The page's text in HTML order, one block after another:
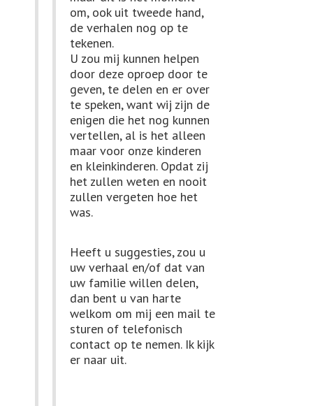
om, ook uit tweede hand,
de verhalen nog op te
tekenen.
U zou mij kunnen helpen
door deze oproep door te
geven, te delen en er over
te speken, want wij zijn de
enigen die het nog kunnen
vertellen, al is het alleen
maar voor onze kinderen
en kleinkinderen. Opdat zij
het zullen weten en nooit
zullen vergeten hoe het
was.
Heeft u suggesties, zou u
uw verhaal en/of dat van
uw familie willen delen,
dan bent u van harte
welkom om mij een mail te
sturen of telefonisch
contact op te nemen. Ik kijk
er naar uit.